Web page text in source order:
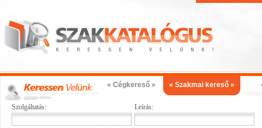
« Cégkereső » « Szakmai kereső »
Szolgáltatás: Leírás: